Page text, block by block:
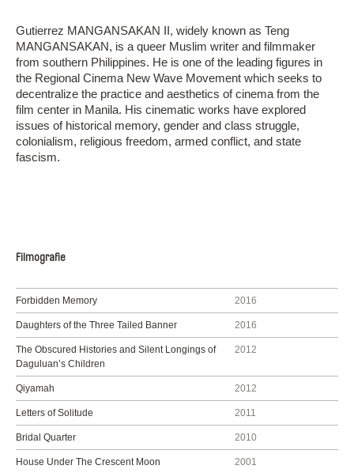
Gutierrez MANGANSAKAN II, widely known as Teng
MANGANSAKAN, is a queer Muslim writer and filmmaker
from southern Philippines. He is one of the leading figures in
the Regional Cinema New Wave Movement which seeks to
decentralize the practice and aesthetics of cinema from the
film center in Manila. His cinematic works have explored
issues of historical memory, gender and class struggle,
colonialism, religious freedom, armed conflict, and state
fascism.
Filmografie
Forbidden Memory 2016
Daughters of the Three Tailed Banner 2016
The Obscured Histories and Silent Longings of
Daguluan’s Children
2012
Qiyamah 2012
Letters of Solitude 2011
Bridal Quarter 2010
House Under The Crescent Moon 2001